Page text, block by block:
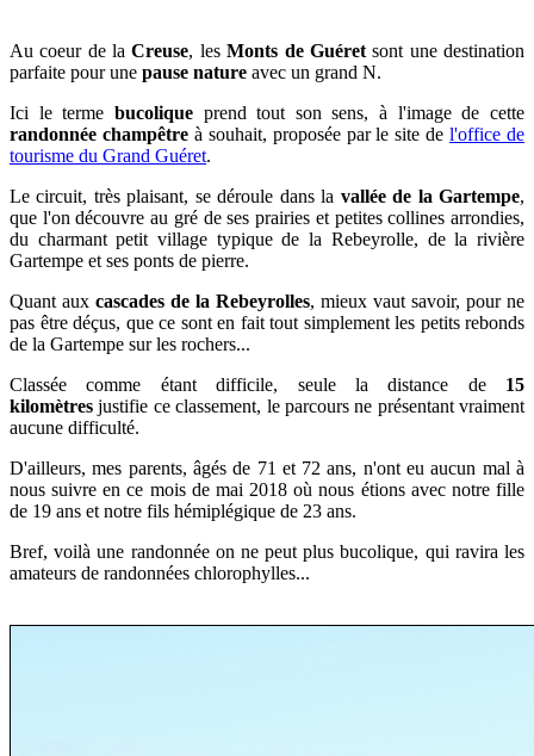
Au coeur de laCreuse, lesMonts de Guéretsont une destination
parfaite pour une pause nature avec un grand N.
Ici le terme bucoliqueprend tout son sens, à l'image de cette
randonnée champêtreà souhait, proposée par le site del'office de
tourisme du Grand Guéret.
Le circuit, très plaisant, se déroule dans la vallée de la Gartempe,
que l'on découvre au gré de ses prairies et petites collines arrondies,
du charmant petit village typique de la Rebeyrolle, de la rivière
Gartempe et ses ponts de pierre.
Quant aux cascades de la Rebeyrolles, mieux vaut savoir, pour ne
pas être déçus, que ce sont en fait tout simplement les petits rebonds
de la Gartempe sur les rochers...
Classée comme étant difficile, seule la distance de 15
kilomètres justifie ce classement, le parcours ne présentant vraiment
aucune difficulté.
D'ailleurs, mes parents, âgés de 71 et 72 ans, n'ont eu aucun mal à
nous suivre en ce mois de mai 2018 où nous étions avec notre fille
de 19 ans et notre fils hémiplégique de 23 ans.
Bref, voilà une randonnée on ne peut plus bucolique, qui ravira les
amateurs de randonnées chlorophylles...